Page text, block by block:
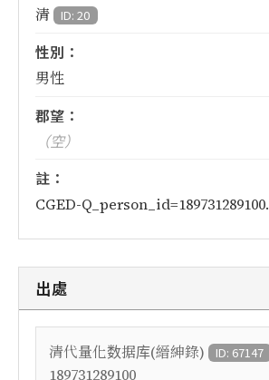
清 ID: 20
性別：
男性
郡望：
（空）
註：
CGED-Q_person_id=189731289100.
出處
清代量化数据库(縉紳錄) ID: 67147
189731289100